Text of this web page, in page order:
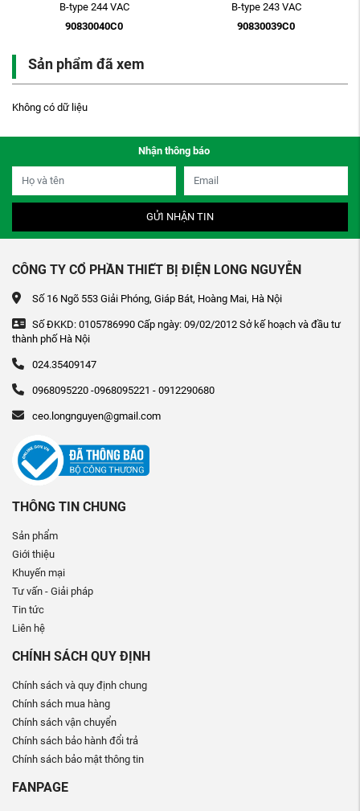
B-type 244 VAC
90830040C0
B-type 243 VAC
90830039C0
Sản phẩm đã xem
Không có dữ liệu
Nhận thông báo
GỬI NHẬN TIN
CÔNG TY CỔ PHẦN THIẾT BỊ ĐIỆN LONG NGUYỄN
Số 16 Ngõ 553 Giải Phóng, Giáp Bát, Hoàng Mai, Hà Nội
Số ĐKKD: 0105786990 Cấp ngày: 09/02/2012 Sở kế hoạch và đầu tư
thành phố Hà Nội
024.35409147
0968095220 -0968095221 - 0912290680
ceo.longnguyen@gmail.com
THÔNG TIN CHUNG
Sản phẩm
Giới thiệu
Khuyến mại
Tư vấn - Giải pháp
Tin tức
Liên hệ
CHÍNH SÁCH QUY ĐỊNH
Chính sách và quy định chung
Chính sách mua hàng
Chính sách vận chuyển
Chính sách bảo hành đổi trả
Chính sách bảo mật thông tin
FANPAGE